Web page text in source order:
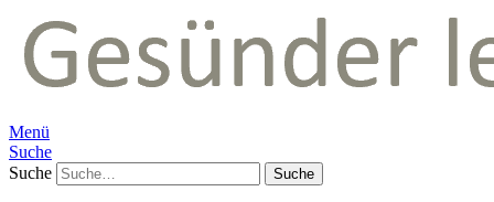
Menü
Suche
Suche